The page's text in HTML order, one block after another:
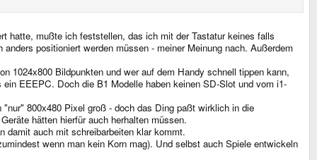
hatte, mußte ich feststellen, das ich mit der Tastatur keines falls
positioniert werden müssen - meiner Meinung nach. Außerdem
1024x800 Bildpunkten und wer auf dem Handy schnell tippen kann,
EEEPC. Doch die B1 Modelle haben keinen SD-Slot und vom i1-
800x480 Pixel groß - doch das Ding paßt wirklich in die
hätten hierfür auch herhalten müssen.
damit auch mit schreibarbeiten klar kommt.
wenn man kein Korn mag). Und selbst auch Spiele entwickeln